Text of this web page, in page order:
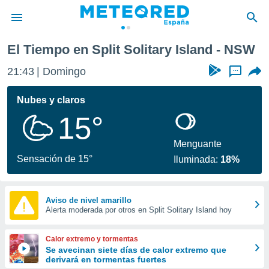
de
por
se
calidad.
a este
las
y
forma
digital
basada
El Tiempo en Split Solitary Island - NSW
21:43 Domingo ...
Nubes y claros
15°
Sensación de 15°
Menguante
Iluminada: 18%
Aviso de nivel amarillo
Alerta moderada por otros en Split Solitary Island hoy
Calor extremo y tormentas
Se avecinan siete días de calor extremo que
derivará en tormentas fuertes